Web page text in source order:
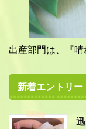
出産部門は、『
新着エントリー
迅